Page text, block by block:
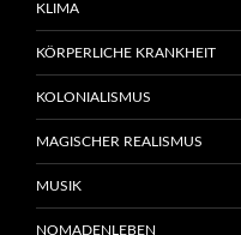
KLIMA
KÖRPERLICHE KRANKHEIT
KOLONIALISMUS
MAGISCHER REALISMUS
MUSIK
NOMADENLEBEN